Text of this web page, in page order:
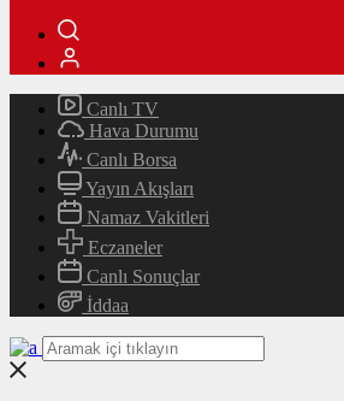
Canlı TV
Hava Durumu
Canlı Borsa
Yayın Akışları
Namaz Vakitleri
Eczaneler
Canlı Sonuçlar
İddaa